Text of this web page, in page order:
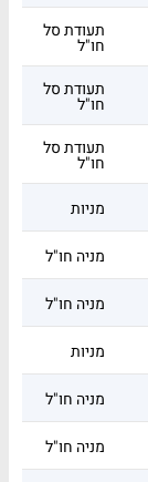
תעודת סל
חו"ל
תעודת סל
חו"ל
תעודת סל
חו"ל
מניות
מניה חו"ל
מניה חו"ל
מניות
מניה חו"ל
מניה חו"ל